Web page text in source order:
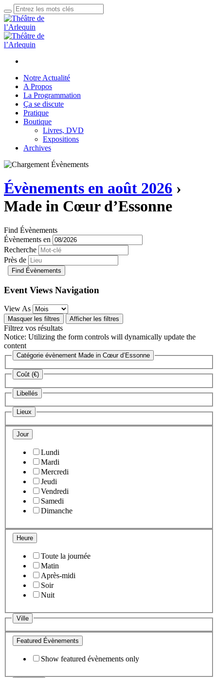
Notre Actualité
A Propos
La Programmation
Ça se discute
Pratique
Boutique
Livres, DVD
Expositions
Archives
Évènements en août 2026 ›
Made in Cœur d’Essonne
Find Évènements
Évènements en
Recherche
Près de
Event Views Navigation
View As
Masquer les filtres Afficher les filtres
Filtrez vos résultats
Notice: Utilizing the form controls will dynamically update the
content
Catégorie évènement Made in Cœur d’Essonne
Coût (€)
Libellés
Lieux
Jour
Lundi
Mardi
Mercredi
Jeudi
Vendredi
Samedi
Dimanche
Heure
Toute la journée
Matin
Après-midi
Soir
Nuit
Ville
Featured Évènements
Show featured évènements only